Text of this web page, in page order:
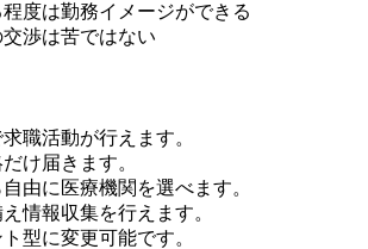
度は勤務イメージができる
渉は苦ではない
職活動が行えます。
け届きます。
由に医療機関を選べます。
情報収集を行えます。
型に変更可能です。